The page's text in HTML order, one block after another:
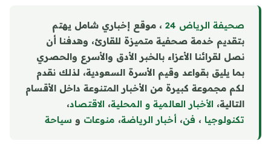
صحيفة الرياض 24
، موقع إخباري شامل يهتم
بتقديم خدمة صحفية متميزة للقارئ، وهدفنا أن
نصل لقرائنا الأعزاء بالخبر الأدق والأسرع والحصري
بما يليق بقواعد وقيم الأسرة السعودية، لذلك نقدم
لكم مجموعة كبيرة من الأخبار المتنوعة داخل الأقسام
التالية، الأخبار العالمية و المحلية، الاقتصاد،
تكنولوجيا ، فن، أخبار الرياضة، منوعات و سياحة